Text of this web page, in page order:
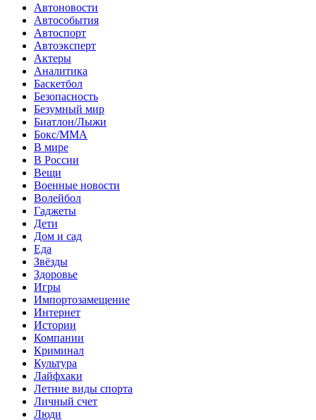
Автоновости
Автособытия
Автоспорт
Автоэксперт
Актеры
Аналитика
Баскетбол
Безопасность
Безумный мир
Биатлон/Лыжи
Бокс/MMA
В мире
В России
Вещи
Военные новости
Волейбол
Гаджеты
Дети
Дом и сад
Еда
Звёзды
Здоровье
Игры
Импортозамещение
Интернет
Истории
Компании
Криминал
Культура
Лайфхаки
Летние виды спорта
Личный счет
Люди